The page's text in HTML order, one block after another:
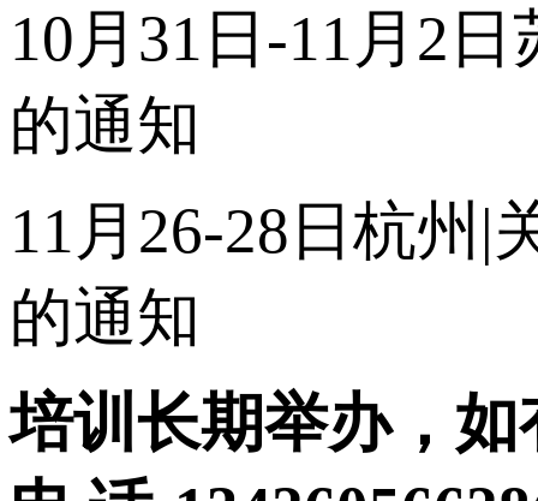
10月31日-11月2
的通知
11月26-28日杭州|
的通知
培训长期举办，